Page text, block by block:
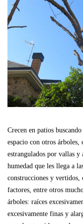
Crecen en patios
espacio con otros árboles,
estrangulados por vallas y
humedad que les llega a
construcciones y vertidos,
factores, entre otros
árboles: raíces
excesivamente finas y